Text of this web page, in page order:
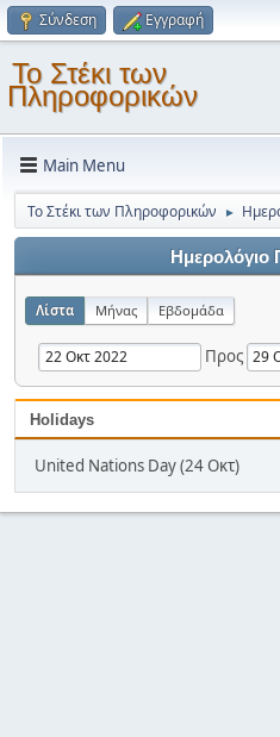
Σύνδεση Εγγραφή
Το Στέκι των
Πληροφορικών
Main Menu
Το Στέκι των Πληροφορικών ►
Λίστα Μήνας Εβδομάδα
Προς
Holidays
United Nations Day (24 Οκτ)